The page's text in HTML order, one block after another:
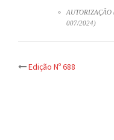
007/2024)
Post
Edição Nº 688